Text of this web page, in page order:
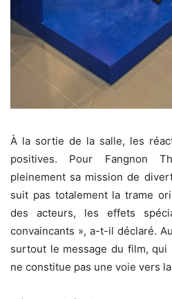
‎À la sortie de la salle, les
positives. Pour Fangnon
pleinement sa mission de
suit pas totalement la trame
des acteurs, les effets
convaincants », a-t-il déclaré.
surtout le message du film, qui
ne constitue pas une voie vers